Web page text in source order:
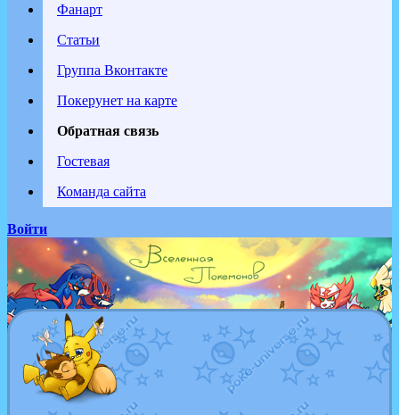
Фанарт
Статьи
Группа Вконтакте
Покерунет на карте
Обратная связь
Гостевая
Команда сайта
Войти